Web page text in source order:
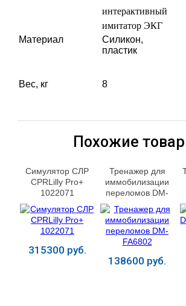
интерактивный
имитатор ЭКГ
Материал
Силикон,
пластик
Вес, кг 8
Похожие
Симулятор СЛР
CPRLilly Pro+
1022071
315300 руб.
Тренажер для
иммобилизации
переломов DM-
138600 руб.